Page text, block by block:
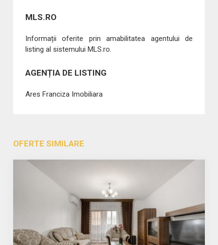
MLS.RO
Informații oferite prin amabilitatea agentului de
listing al sistemului MLS.ro.
AGENȚIA DE LISTING
Ares Franciza Imobiliara
OFERTE SIMILARE